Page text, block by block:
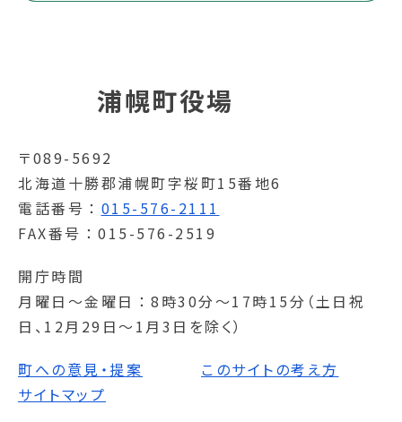
浦幌町役場
〒089-5692
北海道十勝郡浦幌町字桜町15番地6
電話番号
015-576-2111
FAX番号
015-576-2519
開庁時間
月曜日～金曜日
8時30分～17時15分（土日祝
日、12月29日～1月3日を除く）
町への意見・提案
このサイトの考え方
サイトマップ